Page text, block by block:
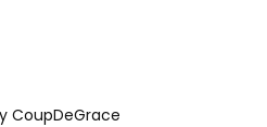
CoupDeGrace